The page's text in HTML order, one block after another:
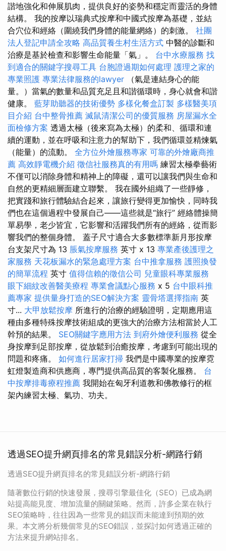
諧地強化和伸展肌肉，提供良好的姿勢和穩定而靈活的身體
結構。 我的按摩以瑞典式按摩和中國式按摩為基礎，並結
合穴位和經絡（圍繞我們身體的能量網絡）的刺激。 社團
法人登記申請全攻略 高品質養生村生活方式 中醫的診斷和
治療是基於檢查和影響生命能量「氣」。 台中水療服務 找
到適合的關鍵字搜尋工具 台胞證過期如何處理 護理之家的
專業照護 專業法律服務的lawyer （氣是連結身心的能
量。）當氣的數量和品質充足且和諧循環時，身心就會和諧
健康。 藍芽助聽器的技術優勢 多樣化餐盒訂製 多樣醫美項
目介紹 台中整骨推薦 滅鼠清潔公司的優質服務 房屋漏水全
面檢修方案 透過太極（後來寫為太極）的柔和、循環和連
續的運動，並在呼吸和注意力的幫助下，我們循環並精煉氣
（能量）的流動。 全方位外燴服務專家 可靠的外燴廠商推
薦 高效靜電機介紹 徵信社服務真的有用嗎 練習太極拳藝術
不僅可以消除身體和精神上的障礙，還可以讓我們與生命和
自然的更精細層面建立聯繫。 我在國外組織了一些靜修，
把實踐和旅行體驗結合起來，讓旅行變得更加愉快，同時我
們也在這個過程中發展自己——這些就是“旅行” 經絡體操簡
單易學，老少皆宜，它影響和活躍我們所有的經絡，從而影
響我們的整個身體。 蓋子尺寸適合大多數標準新月形按摩
台支架尺寸為 13 脹氣按摩服務 英寸 x 13 專業產後護理之
家服務 天花板漏水的緊急處理方案 台中推拿服務 護照換發
的簡單流程 英寸 值得信賴的徵信公司 兒童眼科專業服務
眼下細紋改善醫美療程 專業會議點心服務 x 5 台中眼科推
薦專家 提供量身打造的SEO解決方案 靈骨塔選擇指南 英
寸... 大甲放鬆按摩 所進行的治療的經驗證明，定期應用這
種由多種特殊按摩技術組成的更強大的治療方法相當於人工
幹預的結果。 SEO關鍵字應用方法 到府外燴便利服務 從全
身按摩到足部按摩，從放鬆到治癒按摩，考慮到可能出現的
問題和疼痛。 如何進行居家打掃 我們是中國專業的按摩霓
虹燈製造商和供應商，專門提供高品質的客製化服務。 台
中按摩排毒療程推薦 我開始在匈牙利道教和佛教修行的框
架內練習太極、氣功、功夫。
透過SEO提升網頁排名的常見錯誤分析-網路行銷
透過SEO提升網頁排名的常見錯誤分析-網路行銷
隨著數位行銷的快速發展，搜尋引擎最佳化（SEO）已成為網
站提高能見度、增加流量的關鍵策略。然而，許多企業在執行
SEO策略時，往往因為一些常見的錯誤而未能達到預期的效
果。本文將分析幾個常見的SEO錯誤，並探討如何透過正確的
方法來提升網站排名。